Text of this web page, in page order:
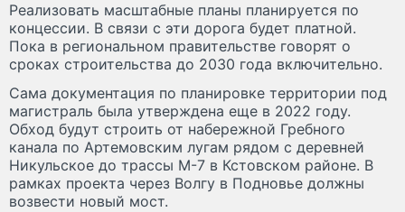
Реализовать масштабные планы планируется по
концессии. В связи с эти дорога будет платной.
Пока в региональном правительстве говорят о
сроках строительства до 2030 года включительно.
Сама документация по планировке территории под
магистраль была утверждена еще в 2022 году.
Обход будут строить от набережной Гребного
канала по Артемовским лугам рядом с деревней
Никульское до трассы М-7 в Кстовском районе. В
рамках проекта через Волгу в Подновье должны
возвести новый мост.